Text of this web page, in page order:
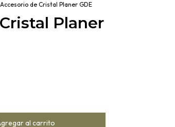
Accesorio de Cristal Planer GDE
Planer